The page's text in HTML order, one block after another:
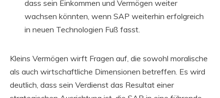
dass sein Einkommen und Vermögen weiter
wachsen könnten, wenn SAP weiterhin erfolgreich
in neuen Technologien Fuß fasst.
Kleins Vermögen wirft Fragen auf, die sowohl moralische
als auch wirtschaftliche Dimensionen betreffen. Es wird
deutlich, dass sein Verdienst das Resultat einer